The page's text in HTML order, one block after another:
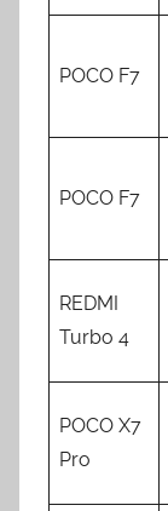
POCO F7
POCO F7
REDMI
Turbo 4
POCO X7
Pro